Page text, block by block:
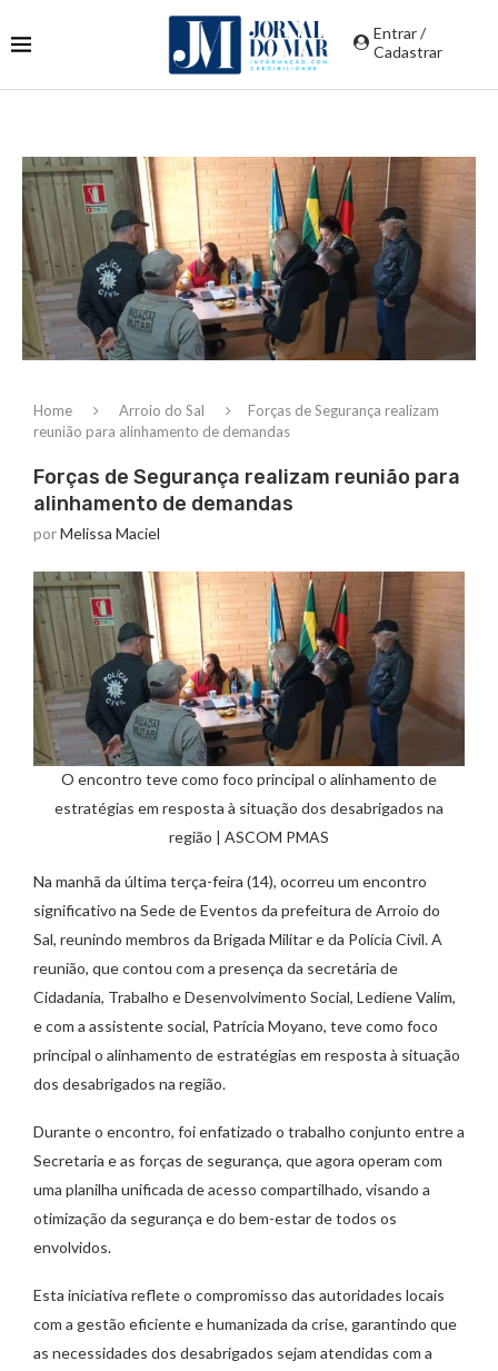
Entrar /
Cadastrar
Home Arroio do Sal
Forças de Segurança realizam
reunião para alinhamento de demandas
Forças de Segurança realizam reunião para
alinhamento de demandas
porMelissa Maciel
O encontro teve como foco principal o alinhamento de
estratégias em resposta à situação dos desabrigados na
região | ASCOM PMAS
Na manhã da última terça-feira (14), ocorreu um encontro
significativo na Sede de Eventos da prefeitura de Arroio do
Sal, reunindo membros da Brigada Militar e da Polícia Civil. A
reunião, que contou com a presença da secretária de
Cidadania, Trabalho e Desenvolvimento Social, Lediene Valim,
e com a assistente social, Patrícia Moyano, teve como foco
principal o alinhamento de estratégias em resposta à situação
dos desabrigados na região.
Durante o encontro, foi enfatizado o trabalho conjunto entre a
Secretaria e as forças de segurança, que agora operam com
uma planilha unificada de acesso compartilhado, visando a
otimização da segurança e do bem-estar de todos os
envolvidos.
Esta iniciativa reflete o compromisso das autoridades locais
com a gestão eficiente e humanizada da crise, garantindo que
as necessidades dos desabrigados sejam atendidas com a